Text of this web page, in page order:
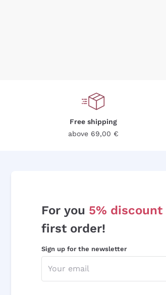
Free shipping
above 69,00 €
For you 5% discount
first order!
Sign up for the newsletter